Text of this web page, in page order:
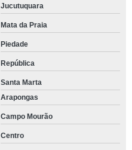
Jucutuquara
Mata da Praia
Piedade
República
Santa Marta
Arapongas
Campo Mourão
Centro